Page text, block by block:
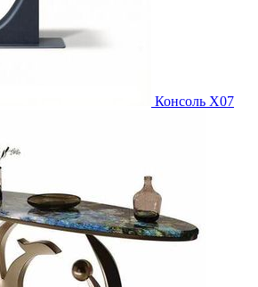
Консоль X07